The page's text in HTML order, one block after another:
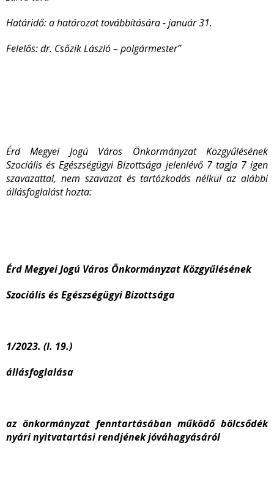
Határidő:a határozat továbbítására - január 31.
Felelős: dr. Csőzik László – polgármester”
Érd Megyei Jogú Város Önkormányzat Közgyűlésének
Szociális és Egészségügyi Bizottsága jelenlévő 7 tagja 7 igen
szavazattal, nem szavazat és tartózkodás nélkül az alábbi
állásfoglalást hozta:
Érd Megyei Jogú Város Önkormányzat Közgyűlésének
Szociális és Egészségügyi Bizottsága
1/2023. (I. 19.)
állásfoglalása
az önkormányzat fenntartásában működő bölcsődék
nyári nyitvatartási rendjének jóváhagyásáról